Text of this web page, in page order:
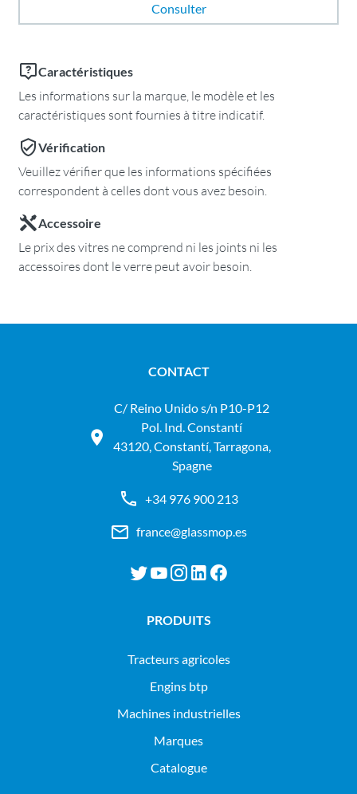
Consulter
Caractéristiques
Les informations sur la marque, le modèle et les
caractéristiques sont fournies à titre indicatif.
Vérification
Veuillez vérifier que les informations spécifiées
correspondent à celles dont vous avez besoin.
Accessoire
Le prix des vitres ne comprend ni les joints ni les
accessoires dont le verre peut avoir besoin.
CONTACT
C/ Reino Unido s/n P10-P12
Pol. Ind. Constantí
43120, Constantí, Tarragona,
Spagne
+34 976 900 213
france@glassmop.es
PRODUITS
tracteurs agricoles
engins btp
machines industrielles
Marques
Catalogue